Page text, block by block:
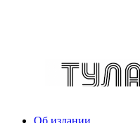
Об издании